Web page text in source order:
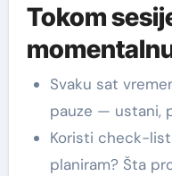
Tokom
Svaku sat
pauze — ustani,
Koristi check-
planiram? Šta